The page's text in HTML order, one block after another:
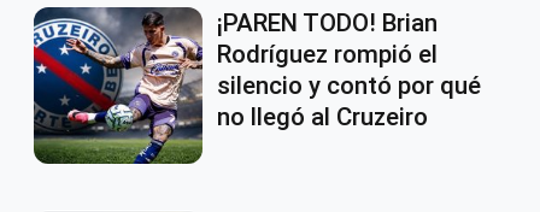
¡PAREN TODO! Brian
Rodríguez rompió el
silencio y contó por qué
no llegó al Cruzeiro